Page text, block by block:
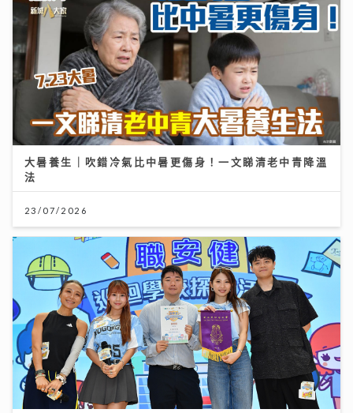
大暑養生｜吹錯冷氣比中暑更傷身！一文睇清老中青降溫
法
23/07/2026